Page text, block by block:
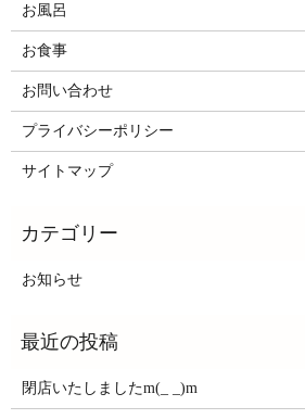
お風呂
お食事
お問い合わせ
プライバシーポリシー
サイトマップ
お知らせ
閉店いたしましたm(_ _)m